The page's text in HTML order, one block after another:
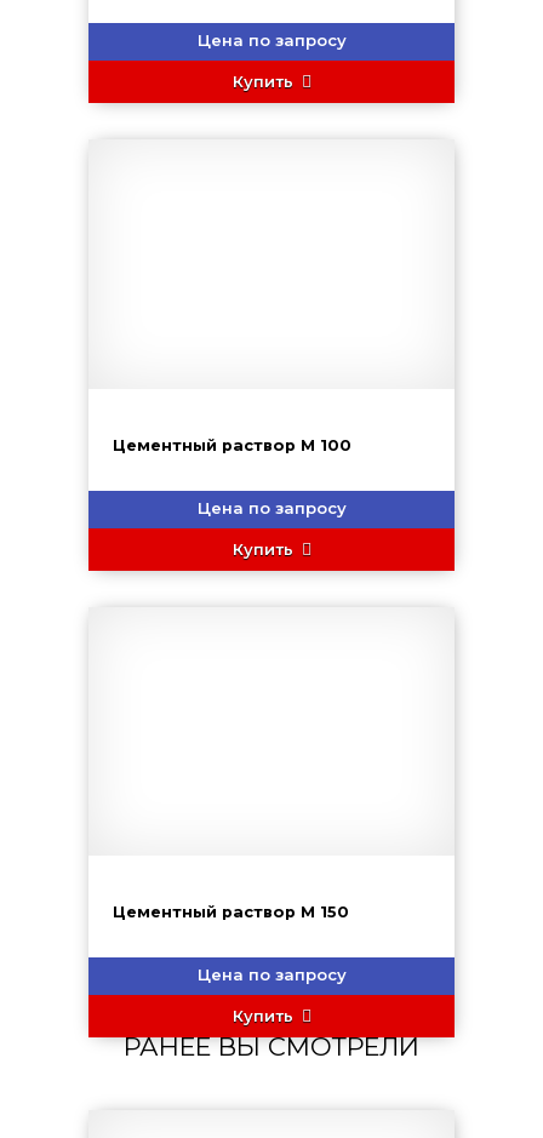
Цена по запросу
Купить
Цементный раствор М 100
Цена по запросу
Купить
Цементный раствор М 150
Цена по запросу
Купить
РАНЕЕ ВЫ СМОТРЕЛИ